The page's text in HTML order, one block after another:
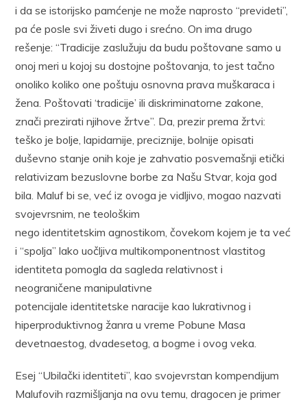
i da se istorijsko pamćenje ne može naprosto “prevideti”,
pa će posle svi živeti dugo i srećno. On ima drugo
rešenje: “Tradicije zaslužuju da budu poštovane samo u
onoj meri u kojoj su dostojne poštovanja, to jest tačno
onoliko koliko one poštuju osnovna prava muškaraca i
žena. Poštovati ‘tradicije’ ili diskriminatorne zakone,
znači prezirati njihove žrtve”. Da, prezir prema žrtvi:
teško je bolje, lapidarnije, preciznije, bolnije opisati
duševno stanje onih koje je zahvatio posvemašnji etički
relativizam bezuslovne borbe za Našu Stvar, koja god
bila. Maluf bi se, već iz ovoga je vidljivo, mogao nazvati
svojevrsnim, ne teološkim
nego identitetskim agnostikom, čovekom kojem je ta već
i “spolja” lako uočljiva multikomponentnost vlastitog
identiteta pomogla da sagleda relativnost i
neograničene manipulativne
potencijale identitetske naracije kao lukrativnog i
hiperproduktivnog žanra u vreme Pobune Masa
devetnaestog, dvadesetog, a bogme i ovog veka.
Esej “Ubilački identiteti”, kao svojevrstan kompendijum
Malufovih razmišljanja na ovu temu, dragocen je primer